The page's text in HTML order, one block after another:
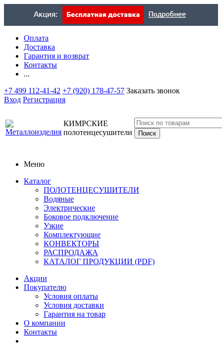
Оплата
Доставка
Гарантия и возврат
Контакты
...
+7 499 112-41-42 +7 (920) 178-47-57 Заказать звонок
Вход Регистрация
КИМРСКИЕ
полотенцесушители
Меню
Каталог
ПОЛОТЕНЦЕСУШИТЕЛИ
Водяные
Электрические
Боковое подключение
Узкие
Комплектующие
КОНВЕКТОРЫ
РАСПРОДАЖА
КАТАЛОГ ПРОДУКЦИИ (PDF)
Акции
Покупателю
Условия оплаты
Условия доставки
Гарантия на товар
О компании
Контакты